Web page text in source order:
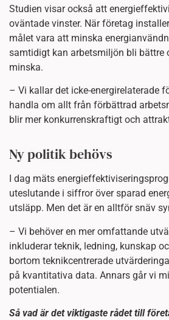
Studien visar också att
oväntade vinster. När företag
målet vara att minska
samtidigt kan arbetsmiljön bli bättre
minska.
– Vi kallar det icke-energirelaterade
handla om allt från förbättrad
blir mer konkurrenskraftigt och
Ny politik behövs
I dag mäts
uteslutande i siffror över sparad
utsläpp. Men det är en alltför snäv
– Vi behöver en mer omfattande
inkluderar teknik, ledning, kunskap
bortom teknikcentrerade
på kvantitativa data. Annars går vi
potentialen.
Så vad är det viktigaste rådet till